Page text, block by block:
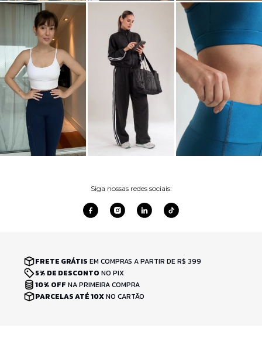
Siga nossas redes sociais:
FRETE GRÁTIS EM COMPRAS A PARTIR DE R$ 399
5% DE DESCONTO NO PIX
10% OFF NA PRIMEIRA COMPRA
PARCELAS ATÉ 10XNO CARTÃO